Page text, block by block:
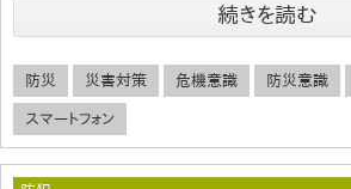
続きを読む
防災 災害対策 危機意識 防災意識
スマートフォン